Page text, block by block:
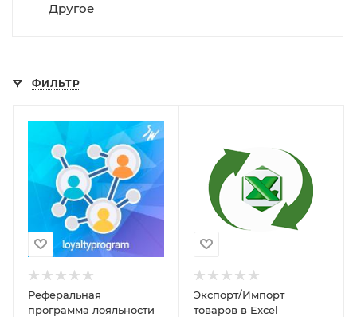
Другое
ФИЛЬТР
Реферальная
программа лояльности
Экспорт/Импорт
товаров в Excel